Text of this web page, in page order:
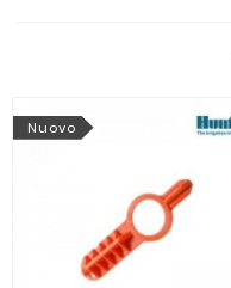
Nuovo